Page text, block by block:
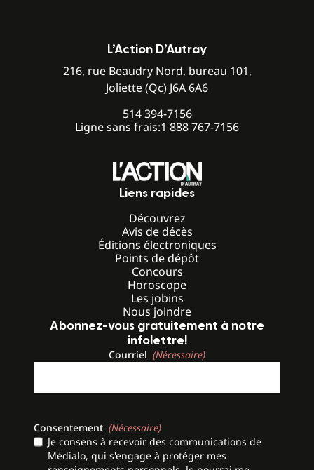
L’Action D’Autray
216, rue Beaudry Nord, bureau 101,
Joliette (Qc) J6A 6A6
514 394-7156
Ligne sans frais:1 888 767-7156
Liens rapides
Découvrez
Avis de décès
Éditions électroniques
Points de dépôt
Concours
Horoscope
Les jobins
Nous joindre
Abonnez-vous gratuitement à notre
infolettre!
Courriel (Nécessaire)
Consentement (Nécessaire)
Je consens à recevoir des communications de
Médialo, qui s'engage à protéger mes